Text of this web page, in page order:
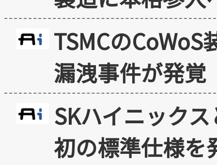
TSMCの
漏洩事件が発覚
SKハイニック
初の標準仕様を